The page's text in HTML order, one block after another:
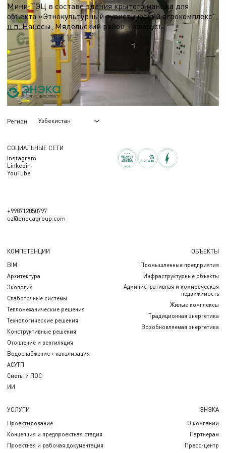
Мини-ТЭЦ в составе здания крытого манежа для
объекта «Этнокультурный туристический агрокомплекс",
н.п. Наносы, Мядельский район, Беларусь
Nэл.
0,1 МВт
Qтеп.
0,3 МВт
Регион Узбекистан
СОЦИАЛЬНЫЕ СЕТИ
Instagram
Linkedin
YouTube
+998712050797
uz@enecagroup.com
КОМПЕТЕНЦИИ
BIM
Архитектура
Экология
Слаботочные системы
Тепломеханические решения
Технологические решения
Конструктивные решения
Отопление и вентиляция
Водоснабжение + канализация
АСУТП
Сметы и ПОС
ИИ
ОБЪЕКТЫ
Промышленные предприятия
Инфраструктурные объекты
Административная и коммерческая
недвижимость
Жилые комплексы
Традиционная энергетика
Возобновляемая энергетика
УСЛУГИ
Проектирование
Концепция и предпроектная стадия
Проектная и рабочая документация
ЭНЭКА
О компании
Партнерам
Пресс-центр